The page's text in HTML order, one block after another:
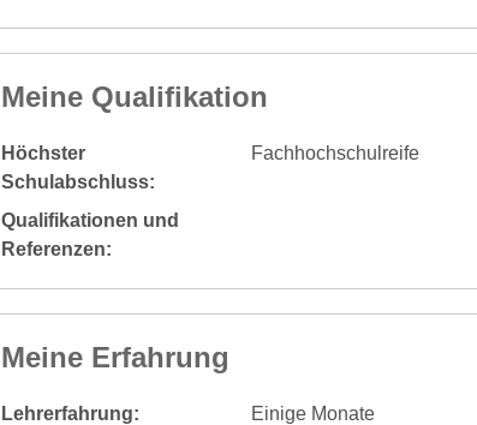
Meine Qualifikation
Höchster
Schulabschluss:
Fachhochschulreife
Qualifikationen und
Referenzen:
Meine Erfahrung
Lehrerfahrung:
Einige Monate